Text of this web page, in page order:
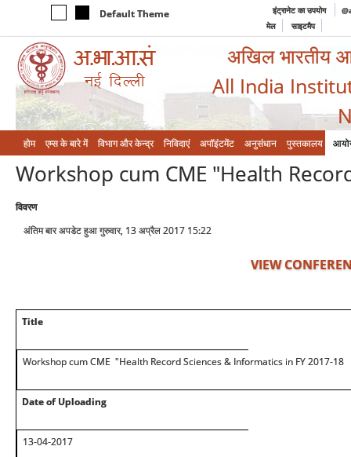
Default Theme इंट्रानेट का उपयोग
मेल
साइटमैप
अखिल भारतीय
All India
होम एम्‍स के बारे में विभाग और केन्‍द्र निविदाएं अपॉइंटमेंट अनुसंधान पुस्तकालय
Workshop cum CME "Health
विवरण
अंतिम बार अपडेट हुआ गुरुवार, 13 अप्रैल 2017 15:22
VIEW
Title
Workshop cum CME "Health Record Sciences & Informatics in FY 2017-18
Date of Uploading
13-04-2017